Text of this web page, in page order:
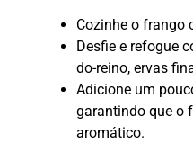
Cozinhe o frango
Desfie e refogue
do-reino, ervas
Adicione um
garantindo que o
aromático.